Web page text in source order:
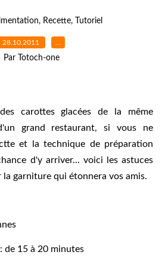
, Recette, Tutoriel
28.10.2011 …
Par Totoch-one
carottes glacées de la même
grand restaurant, si vous ne
et la technique de préparation
d'y arriver... voici les astuces
garniture qui étonnera vos amis.
de 15 à 20 minutes